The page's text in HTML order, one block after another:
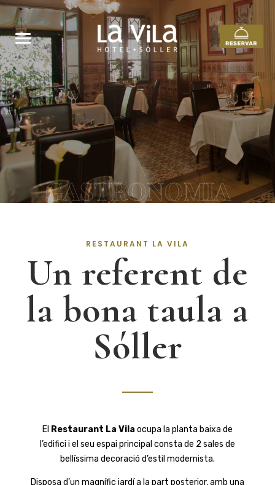
GASTRONOMIA
RESTAURANT LA VILA
Un referent de
la bona taula a
Sóller
El Restaurant La Vila ocupa la planta baixa de
l’edifici i el seu espai principal consta de 2 sales de
bellíssima decoració d’estil modernista.
Disposa d’un magnífic jardí a la part posterior, amb una